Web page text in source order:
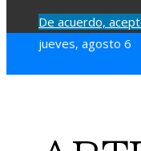
De acuerdo,
jueves, agosto 6